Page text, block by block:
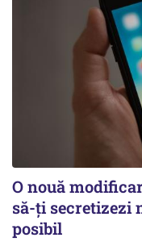
O nouă
să-ți secretizezi
posibil